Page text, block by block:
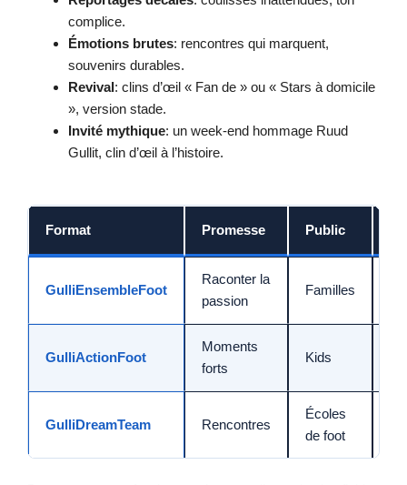
complice.
Émotions brutes: rencontres qui marquent,
souvenirs durables.
Revival: clins d’œil « Fan de » ou « Stars à domicile
», version stade.
Invité mythique: un week-end hommage Ruud
Gullit, clin d’œil à l’histoire.
Format Promesse Public
GulliEnsembleFoot
Raconter la
passion
Familles
GulliActionFoot
Moments
forts
Kids
GulliDreamTeam Rencontres
Écoles
de foot